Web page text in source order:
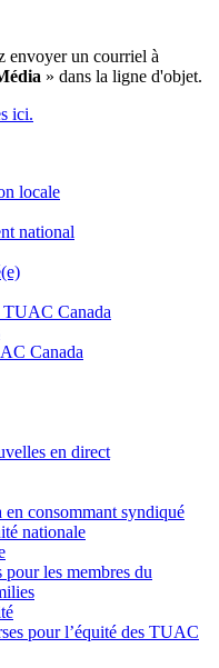
envoyer un courriel à
» dans la ligne d'objet.
ici.
locale
national
TUAC Canada
Canada
en direct
en consommant syndiqué
nationale
les membres du
pour l’équité des TUAC